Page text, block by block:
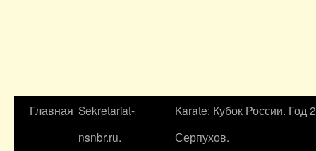
Главная Sekretariat-
nsnbr.ru.
Karate: Кубок России. Год
Серпухов.